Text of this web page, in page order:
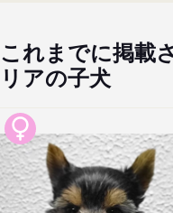
これまでに掲載
リアの子犬